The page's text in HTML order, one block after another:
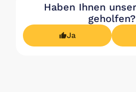
Haben Ihnen
geholfen?
Ja